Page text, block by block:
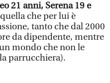
21 anni, Serena 19 e
che per lui è
tanto che dal 2000
da dipendente, mentre
mondo che non le
parrucchiera).